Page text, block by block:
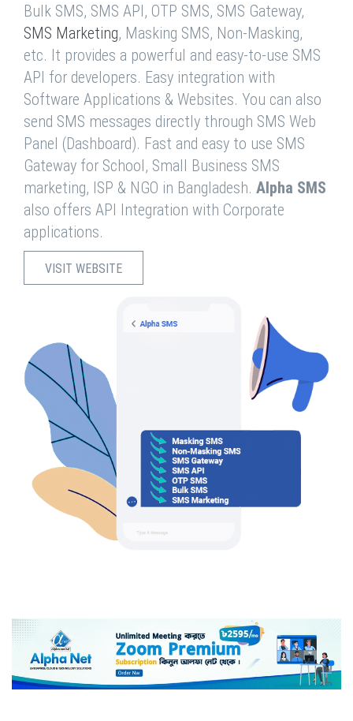
Bulk SMS, SMS API, OTP SMS, SMS Gateway,
SMS Marketing, Masking SMS, Non-Masking,
etc. It provides a powerful and easy-to-use SMS
API for developers. Easy integration with
Software Applications & Websites. You can also
send SMS messages directly through SMS Web
Panel (Dashboard). Fast and easy to use SMS
Gateway for School, Small Business SMS
marketing, ISP & NGO in Bangladesh. Alpha SMS
also offers API Integration with Corporate
applications.
VISIT WEBSITE